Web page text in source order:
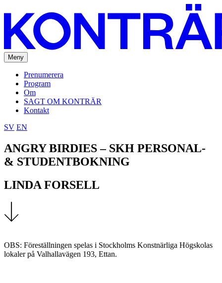
Meny
Prenumerera
Program
Om
SAGT OM KONTRÄR
Kontakt
SV EN
ANGRY BIRDIES – SKH PERSONAL-
& STUDENTBOKNING
LINDA FORSELL
OBS: Föreställningen spelas i Stockholms Konstnärliga Högskolas
lokaler på Valhallavägen 193, Ettan.